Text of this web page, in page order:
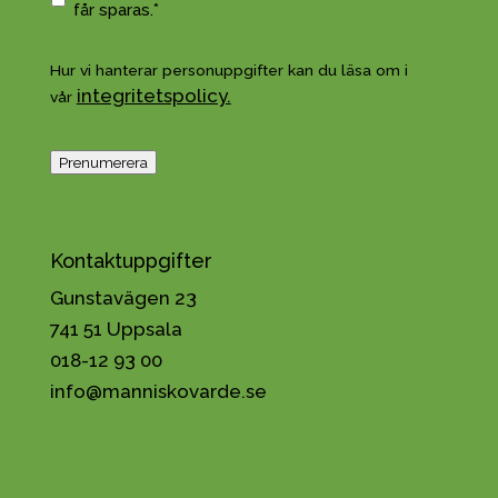
o
ä
n
a
h
t
r
i
n
a
får sparas.*
Hur vi hanterar personuppgifter kan du läsa om i
vår integritetspolicy.
Prenumerera
Kontaktuppgifter
Gunstavägen 23
741 51 Uppsala
018-12 93 00
info@manniskovarde.se